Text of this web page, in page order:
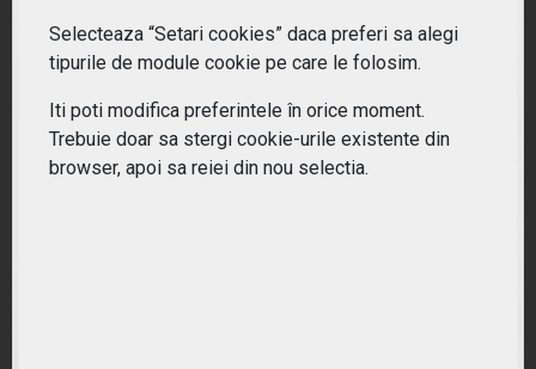
Selecteaza “Setari cookies” daca preferi sa alegi
tipurile de module cookie pe care le folosim.
Iti poti modifica preferintele în orice moment.
Trebuie doar sa stergi cookie-urile existente din
browser, apoi sa reiei din nou selectia.